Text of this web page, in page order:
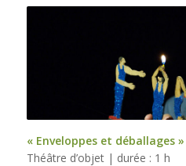
« Enveloppes et déballages »
Théâtre d’objet | durée : 1 h